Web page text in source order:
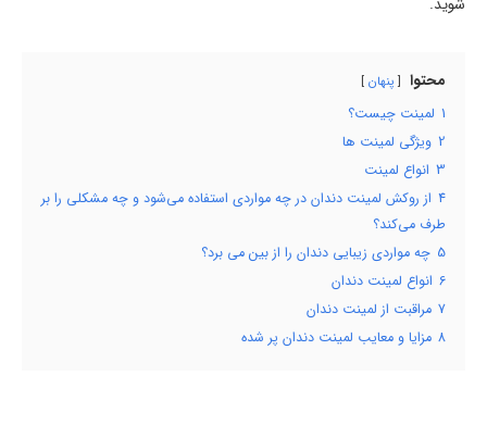
محتوا پنهان
1 لمینت چیست؟
2 ویژگی لمینت ها
3 انواع لمینت
4 از روکش لمینت دندان در چه مواردی استفاده می‌شود و چه مشکلی را بر
طرف می‌کند؟
5 چه مواردی زیبایی دندان را از بین می برد؟
6 انواع لمینت دندان
7 مراقبت از لمینت دندان
8 مزایا و معایب لمینت دندان پر شده